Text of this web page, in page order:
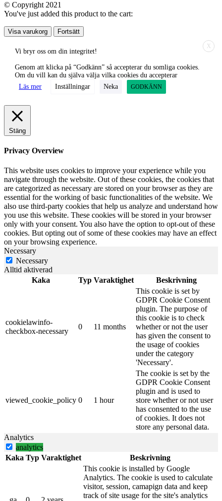
© Copyright 2021
You've just added this product to the cart:
Visa varukorg Fortsätt
X
Vi bryr oss om din integritet!
Genom att klicka på “Godkänn” så accepterar du somliga cookies.
Om du vill kan du själva välja vilka cookies du accepterar
Läs mer
Inställningar Neka GODKÄNN
Stäng
Privacy Overview
This website uses cookies to improve your experience while you
navigate through the website. Out of these cookies, the cookies that
are categorized as necessary are stored on your browser as they are
essential for the working of basic functionalities of the website. We
also use third-party cookies that help us analyze and understand how
you use this website. These cookies will be stored in your browser
only with your consent. You also have the option to opt-out of these
cookies. But opting out of some of these cookies may have an effect
on your browsing experience.
Necessary
Necessary
Alltid aktiverad
Kaka
Typ Varaktighet Beskrivning
cookielawinfo-
checkbox-necessary
0 11 months
This cookie is set by
GDPR Cookie Consent
plugin. The purpose of
this cookie is to check
whether or not the user
has given the consent to
the usage of cookies
under the category
'Necessary'.
viewed_cookie_policy 0 1 hour
The cookie is set by the
GDPR Cookie Consent
plugin and is used to
store whether or not user
has consented to the use
of cookies. It does not
store any personal data.
Analytics
analytics
Kaka Typ Varaktighet Beskrivning
This cookie is installed by Google
Analytics. The cookie is used to calculate
visitor, session, camapign data and keep
track of site usage for the site's analytics